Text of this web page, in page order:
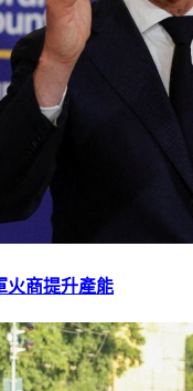
商提升產能